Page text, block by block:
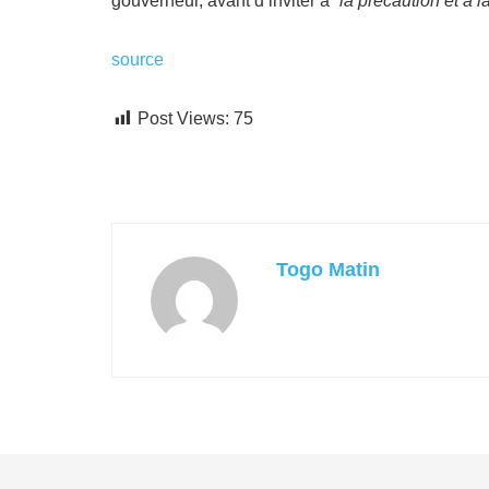
source
Post Views: 75
Togo Matin